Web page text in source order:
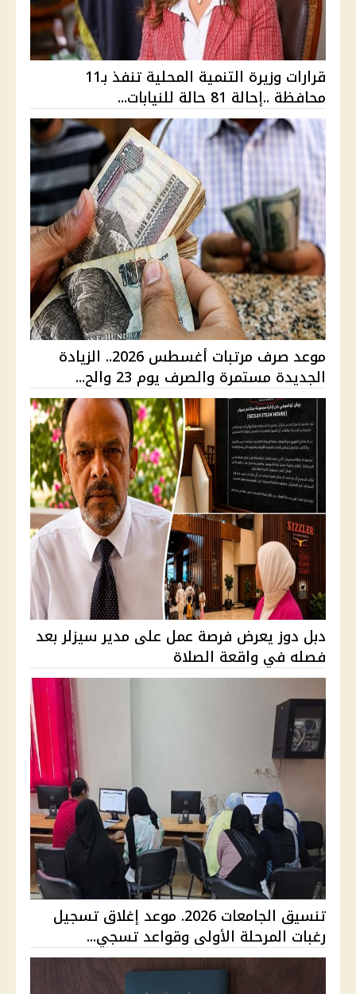
قرارات وزيرة التنمية المحلية تنفذ بـ11
محافظة ..إحالة 81 حالة للنيابات...
موعد صرف مرتبات أغسطس 2026.. الزيادة
الجديدة مستمرة والصرف يوم 23 والح...
دبل دوز يعرض فرصة عمل على مدير سيزلر بعد
فصله في واقعة الصلاة
تنسيق الجامعات 2026. موعد إغلاق تسجيل
رغبات المرحلة الأولى وقواعد تسجي...